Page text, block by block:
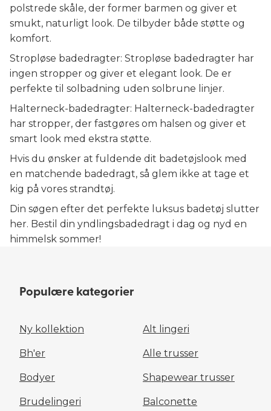
polstrede skåle, der former barmen og giver et
smukt, naturligt look. De tilbyder både støtte og
komfort.
Stropløse badedragter: Stropløse badedragter har
ingen stropper og giver et elegant look. De er
perfekte til solbadning uden solbrune linjer.
Halterneck-badedragter: Halterneck-badedragter
har stropper, der fastgøres om halsen og giver et
smart look med ekstra støtte.
Hvis du ønsker at fuldende dit badetøjslook med
en matchende badedragt, så glem ikke at tage et
kig på vores strandtøj.
Din søgen efter det perfekte luksus badetøj slutter
her. Bestil din yndlingsbadedragt i dag og nyd en
himmelsk sommer!
Populære kategorier
Ny kollektion Alt lingeri
Bh'er Alle trusser
Bodyer Shapewear trusser
Brudelingeri Balconette